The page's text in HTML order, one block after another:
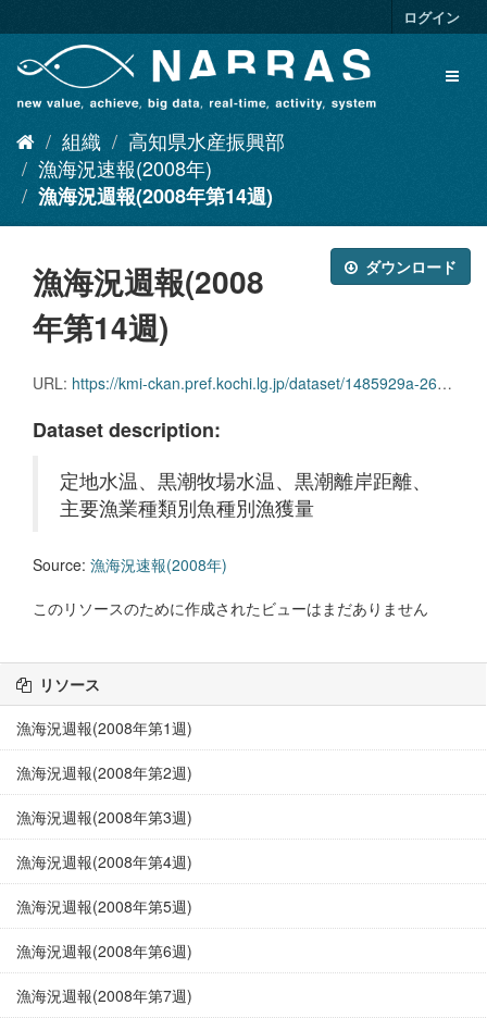
キ
ログイン
組織
高知県水産振興部
漁海況速報(2008年)
漁海況週報(2008年第14週)
ダウンロード
漁海況週報(2008
年第14週)
URL: https://kmi-ckan.pref.kochi.lg.jp/dataset/1485929a-2625-4223-8665-751a6710eade/resource/92d5191e-dac1-4bfc-a268-350bd9178c5e/download/ryoukaikyoushuuhou2008nendai14shuu.pdf
Dataset description:
定地水温、黒潮牧場水温、黒潮離岸距離、
主要漁業種類別魚種別漁獲量
Source: 漁海況速報(2008年)
このリソースのために作成されたビューはまだありません
リソース
漁海況週報(2008年第1週)
漁海況週報(2008年第2週)
漁海況週報(2008年第3週)
漁海況週報(2008年第4週)
漁海況週報(2008年第5週)
漁海況週報(2008年第6週)
漁海況週報(2008年第7週)